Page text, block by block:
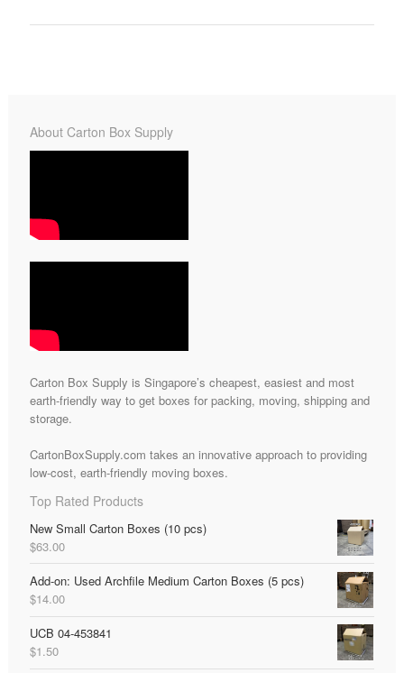
About Carton Box Supply
Carton Box Supply is Singapore’s cheapest, easiest and most
earth-friendly way to get boxes for packing, moving, shipping and
storage.
CartonBoxSupply.com takes an innovative approach to providing
low-cost, earth-friendly moving boxes.
Top Rated Products
New Small Carton Boxes (10 pcs)
$63.00
Add-on: Used Archfile Medium Carton Boxes (5 pcs)
$14.00
UCB 04-453841
$1.50